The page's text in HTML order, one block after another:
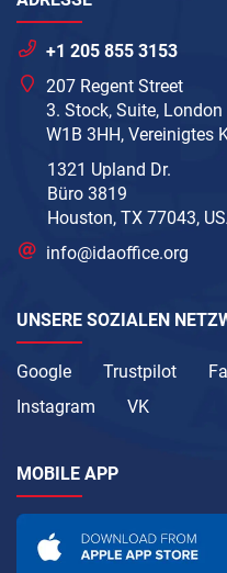
+1 205 855 3153
207 Regent Street
3. Stock, Suite, London
W1B 3HH, Vereinigtes
1321 Upland Dr.
Büro 3819
Houston, TX 77043,
info@idaoffice.org
UNSERE SOZIALEN
Google Trustpilot
Instagram
VK
MOBILE APP